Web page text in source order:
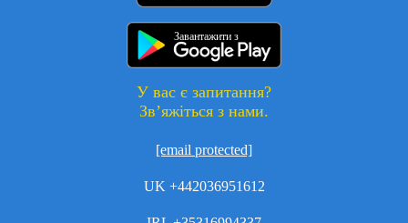
Завантажити з
У вас є запитання?
Зв’яжіться з нами.
[email protected]
UK +442036951612